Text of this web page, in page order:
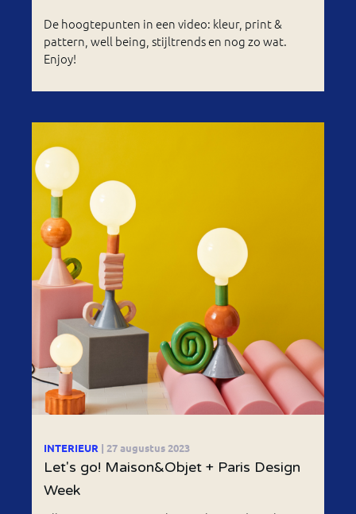
De hoogtepunten in een video: kleur, print &
pattern, well being, stijltrends en nog zo wat.
Enjoy!
INTERIEUR | 27 augustus 2023
Let's go! Maison&Objet + Paris Design
Week